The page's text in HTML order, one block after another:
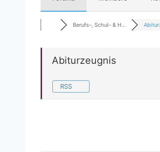
Berufs-, Schul- & H...
Abiturzeugnis
RSS